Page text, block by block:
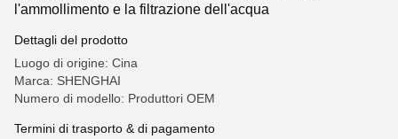
l'ammollimento e la filtrazione dell'acqua
Dettagli del prodotto
Luogo di origine: Cina
Marca: SHENGHAI
Numero di modello: Produttori OEM
Termini di trasporto & di pagamento